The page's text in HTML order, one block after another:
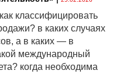
классифицировать
в каких случаях
а в каких — в
международный
когда необходима